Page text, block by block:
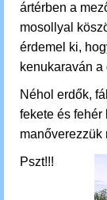
ártérben a
mosollyal
érdemel ki,
kenukaraván
Néhol erdők,
fekete és fehér
manőverezzük
Pszt!!!